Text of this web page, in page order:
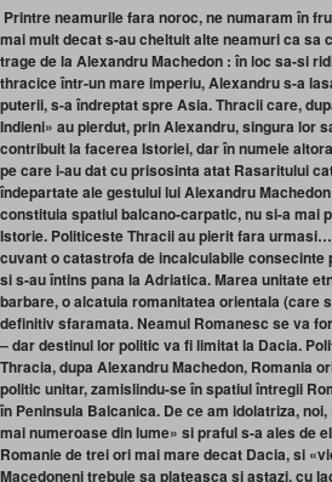
Printre neamurile fara noroc, ne numaram în
mai mult decat s-au cheltuit alte neamuri ca sa
trage de la Alexandru Machedon : în loc sa-si
thracice într-un mare imperiu, Alexandru s-a
puterii, s-a îndreptat spre Asia. Thracii care,
Indieni» au pierdut, prin Alexandru, singura lor
contribuit la facerea Istoriei, dar în numele
pe care i-au dat cu prisosinta atat Rasaritului
îndepartate ale gestului lui Alexandru
constituia spatiul balcano-carpatic, nu si-a mai
Istorie. Politiceste Thracii au pierit fara
cuvant o catastrofa de incalculabile
si s-au întins pana la Adriatica. Marea unitate
barbare, o alcatuia romanitatea orientala (care
definitiv sfaramata. Neamul Romanesc se va
– dar destinul lor politic va fi limitat la Dacia.
Thracia, dupa Alexandru Machedon, Romania
politic unitar, zamislindu-se în spatiul întregii
în Peninsula Balcanica. De ce am idolatriza,
mai numeroase din lume» si praful s-a ales de
Romanie de trei ori mai mare decat Dacia, si
Macedoneni trebuie sa plateasca si astazi, cu